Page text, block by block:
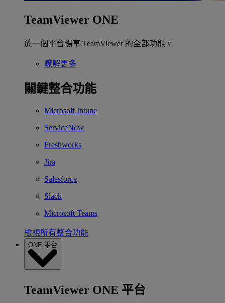
TeamViewer ONE
於一個平台暢享 TeamViewer 的全部功能。
瞭解更多
關鍵整合功能
Microsoft Intune
ServiceNow
Freshworks
Jira
Salesforce
Slack
Microsoft Teams
檢視所有整合功能
ONE 平台
TeamViewer ONE 平台